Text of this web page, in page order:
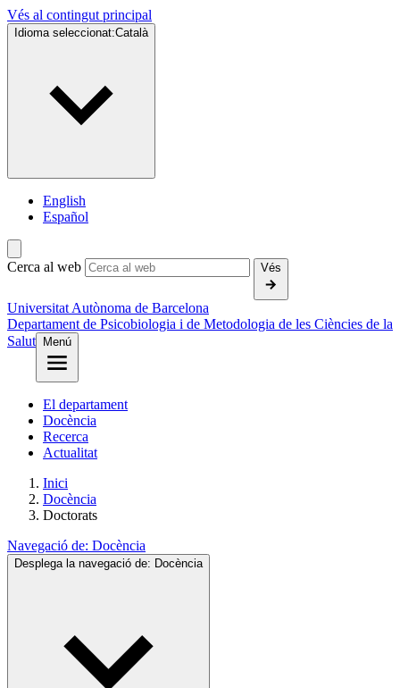
Vés al contingut principal
Idioma seleccionat:Català
English
Español
Cerca al web Vés
Universitat Autònoma de Barcelona
Departament de Psicobiologia i de Metodologia de les Ciències de la
Salut
Menú
El departament
Docència
Recerca
Actualitat
Inici
Docència
Doctorats
Navegació de: Docència
Desplega la navegació de: Docència